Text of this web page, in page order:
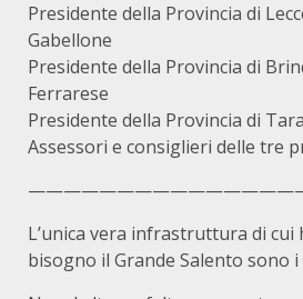
Presidente della Provincia di
Gabellone
Presidente della Provincia di
Ferrarese
Presidente della Provincia di
Assessori e consiglieri delle tre
L’unica vera infrastruttura di
bisogno il Grande Salento sono i